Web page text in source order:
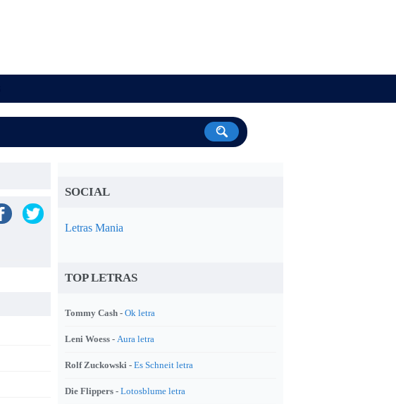
SOCIAL
Letras Mania
TOP LETRAS
Tommy Cash - Ok letra
Leni Woess - Aura letra
Rolf Zuckowski - Es Schneit letra
Die Flippers - Lotosblume letra